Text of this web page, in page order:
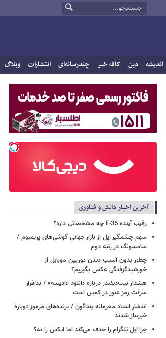
اندیشه دین کافه خبر چندرسانه‌ای انتشارات وبلاگ
آخرین اخبار دانش و فناوری
رقیب آینده F-35 چه مشخصاتی دارد؟
سهم چشمگیر اپل از بازار جهانی گوشی‌های پریمیوم /
سامسونگ در رتبه دوم
چطور بدون آسیب دیدن دوربین موبایل از
خورشیدگرفتگی عکس بگیریم؟
هشدار بیت‌دیفندر درباره دانلود «ادیسه» / بدافزار
سرقت رمز عبور در کمین است
انتشار اسناد محرمانه پنتاگون / پرنده‌های مرموز دوباره
خبرساز شدند
چرا اپل تلگرام را حذف می‌کند اما ایکس را نه؟